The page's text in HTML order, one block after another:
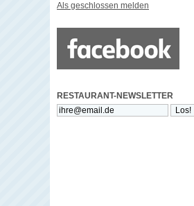
Als geschlossen melden
RESTAURANT-NEWSLETTER